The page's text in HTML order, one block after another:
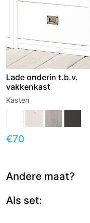
Lade onderin t.b.v.
vakkenkast
Kasten
€70
Andere maat?
Als set: